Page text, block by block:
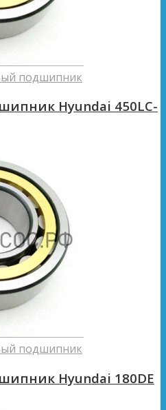
подшипник
Hyundai 450LC-
подшипник
Hyundai 180DE